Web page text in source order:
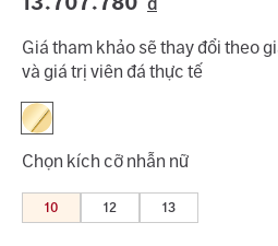
đ
Giá tham khảo sẽ thay đổi theo
và giá trị viên đá thực tế
Chọn kích cỡ nhẫn nữ
10 12 13